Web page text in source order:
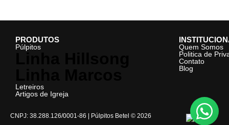
PRODUTOS
Púlpitos
Letreiros
Artigos de Igreja
Quem Somos
Politica de
Contato
Blog
CNPJ: 38.288.126/0001-86 | Púlpitos Betel © 2026